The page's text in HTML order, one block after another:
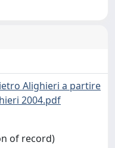
Alighieri a partire
2004.pdf
of record)